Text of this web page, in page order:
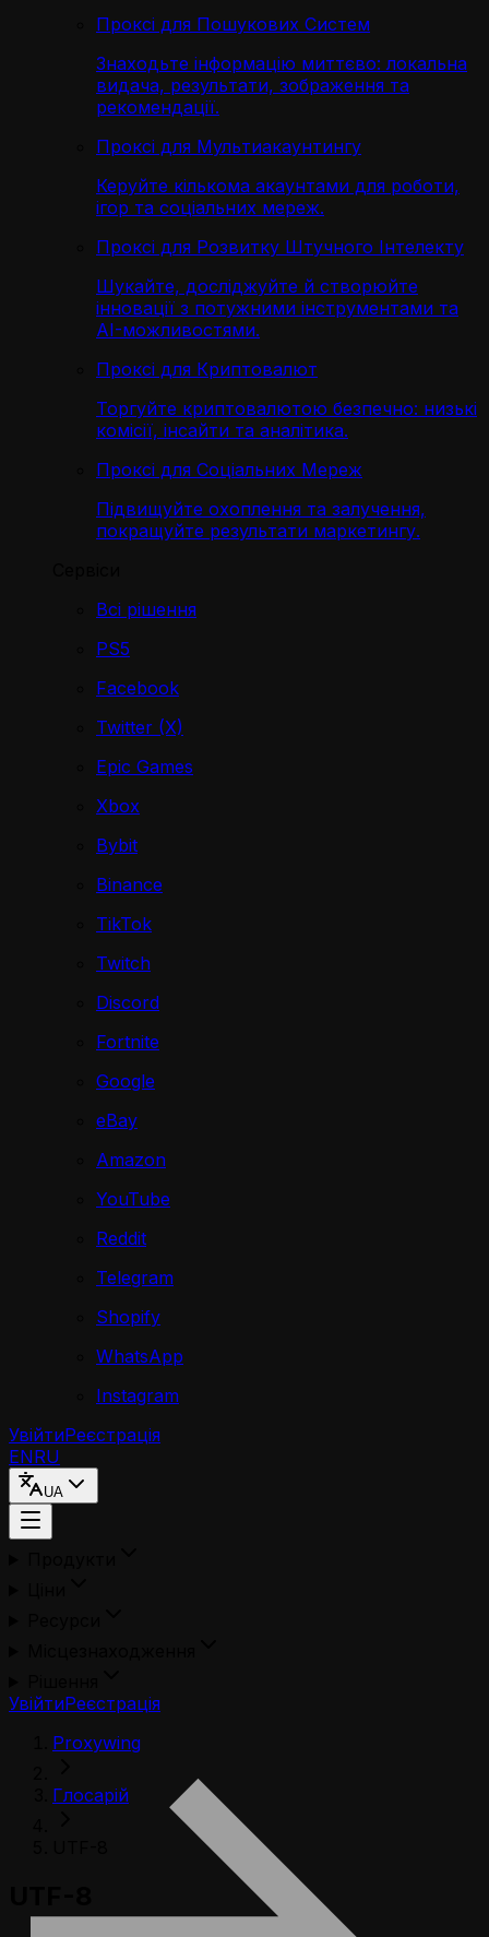
Проксі для Пошукових Систем
Знаходьте інформацію миттєво: локальна
видача, результати, зображення та
рекомендації.
Проксі для Мультиакаунтингу
Керуйте кількома акаунтами для роботи,
ігор та соціальних мереж.
Проксі для Розвитку Штучного Інтелекту
Шукайте, досліджуйте й створюйте
інновації з потужними інструментами та
AI-можливостями.
Проксі для Криптовалют
Торгуйте криптовалютою безпечно: низькі
комісії, інсайти та аналітика.
Проксі для Соціальних Мереж
Підвищуйте охоплення та залучення,
покращуйте результати маркетингу.
Всі рішення
PS5
Facebook
Twitter (X)
Epic Games
Xbox
Bybit
Binance
TikTok
Twitch
Discord
Fortnite
Google
eBay
Amazon
YouTube
Reddit
Telegram
Shopify
WhatsApp
Instagram
УвійтиРеєстрація
ENRU
UA
УвійтиРеєстрація
Proxywing
Глосарій